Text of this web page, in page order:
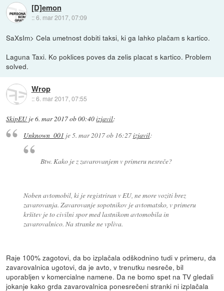
[D]emon
::6. mar 2017, 07:09
SaXsIm> Cela umetnost dobiti taksi, ki ga lahko plačam s kartico.
Laguna Taxi. Ko poklices poves da zelis placat s kartico. Problem
solved.
Wrop
::6. mar 2017, 07:55
SkipEU je6. mar 2017 ob 00:40izjavil:
Unknown_001 je5. mar 2017 ob 16:27izjavil:
Btw. Kako je z zavarovanjem v primeru nesreče?
Noben avtomobil, ki je registriran v EU, ne more voziti brez
zavarovanja. Zavarovanje sopotnikov je avtomatsko, v primeru
kršitev je to civilni spor med lastnikom avtomobila in
zavarovalnico. Na stranke ne vpliva.
Raje 100% zagotovi, da bo izplačala odškodnino tudi v primeru, da
zavarovalnica ugotovi, da je avto, v trenutku nesreče, bil
uporabljen v komercialne namene. Da ne bomo spet na TV gledali
jokanje kako grda zavarovalnica ponesrečeni stranki ni izplačala